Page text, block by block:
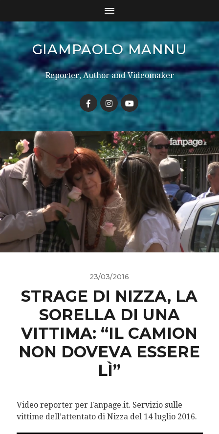
GIAMPAOLO MANNU
Reporter, Author and Videomaker
23/03/2016
STRAGE DI NIZZA, LA
SORELLA DI UNA
VITTIMA: “IL CAMION
NON DOVEVA ESSERE
LÌ”
Video reporter per Fanpage.it. Servizio sulle
vittime dell’attentato di Nizza del 14 luglio 2016.